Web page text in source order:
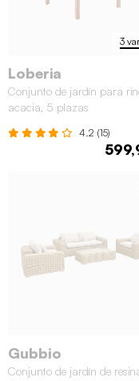
3
Loberia
Conjunto de jardín para
acacia, 5 plazas
4.2 (15)
Gubbio
Conjunto de jardín de